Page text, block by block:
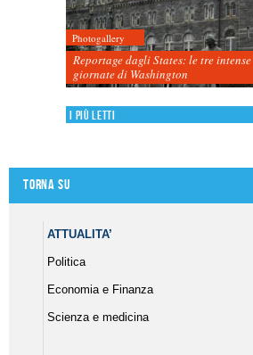
Photogallery
Reportage dagli States: le tre intense
giornate di Washington
I più letti
Torna su
ATTUALITA’
Politica
Economia e Finanza
Scienza e medicina